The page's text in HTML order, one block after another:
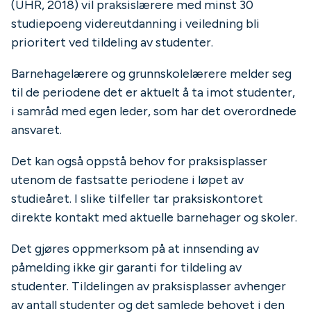
(UHR, 2018) vil praksislærere med minst 30
studiepoeng videreutdanning i veiledning bli
prioritert ved tildeling av studenter.
Barnehagelærere og grunnskolelærere melder seg
til de periodene det er aktuelt å ta imot studenter,
i samråd med egen leder, som har det overordnede
ansvaret.
Det kan også oppstå behov for praksisplasser
utenom de fastsatte periodene i løpet av
studieåret. I slike tilfeller tar praksiskontoret
direkte kontakt med aktuelle barnehager og skoler.
Det gjøres oppmerksom på at innsending av
påmelding ikke gir garanti for tildeling av
studenter. Tildelingen av praksisplasser avhenger
av antall studenter og det samlede behovet i den